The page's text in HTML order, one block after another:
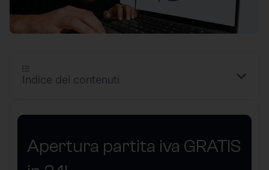
Apertura partita iva GRATIS
Indice dei contenuti